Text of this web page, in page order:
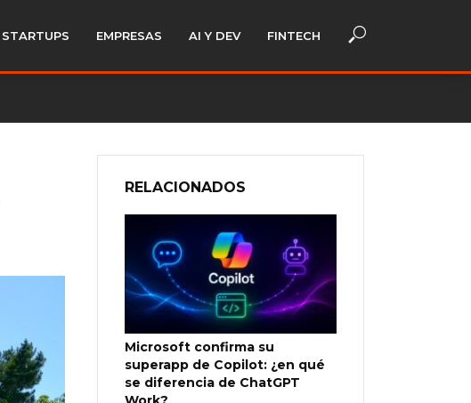
STARTUPS EMPRESAS AI Y DEV FINTECH
RELACIONADOS
Microsoft confirma su
superapp de Copilot: ¿en qué
se diferencia de ChatGPT